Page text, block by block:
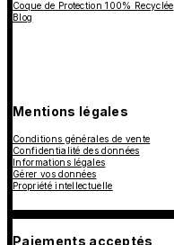
Coque de Protection 100% Recyclée
Blog
Mentions légales
Conditions générales de vente
Confidentialité des données
Informations légales
Gérer vos données
Propriété intellectuelle
Paiements acceptés